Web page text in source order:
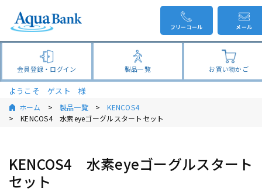
製品一覧
会員登録・ログイン お買い物かご
フリーコール メール
ようこそ ゲスト 様
ホーム 製品一覧
KENCOS4
KENCOS4 水素eyeゴーグルスタートセット
KENCOS4 水素eyeゴーグルスタート
セット